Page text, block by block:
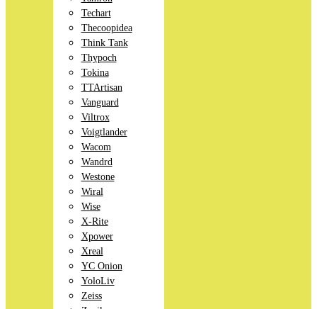
Techart
Thecoopidea
Think Tank
Thypoch
Tokina
TTArtisan
Vanguard
Viltrox
Voigtlander
Wacom
Wandrd
Westone
Wiral
Wise
X-Rite
Xpower
Xreal
YC Onion
YoloLiv
Zeiss